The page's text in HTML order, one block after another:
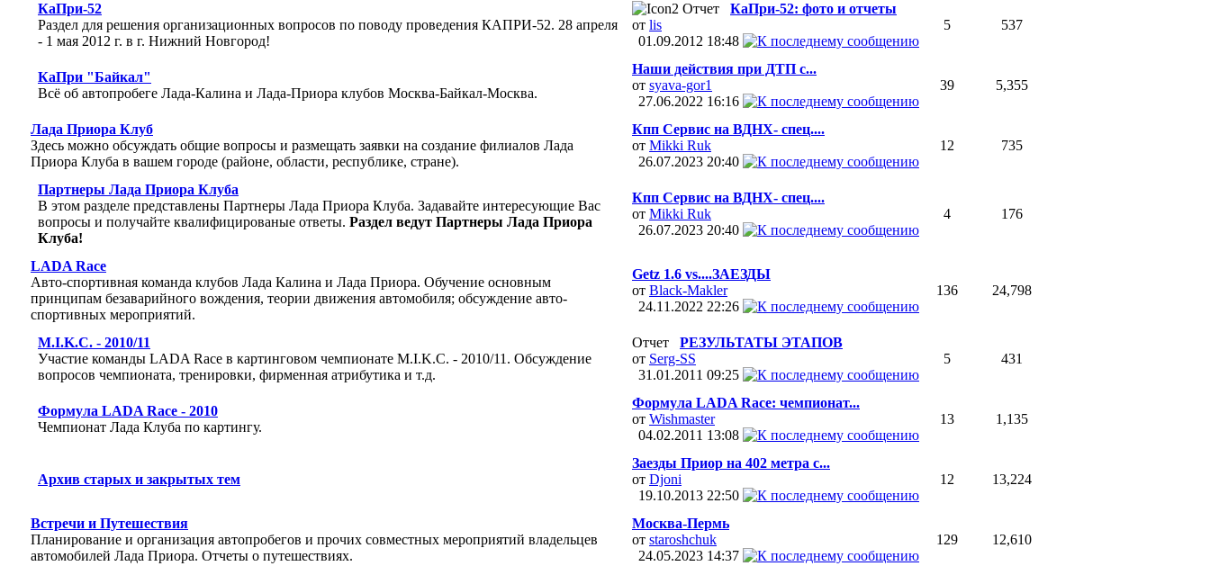
КаПри-52
Раздел для решения организационных вопросов по поводу проведения КАПРИ-52. 28 апреля
- 1 мая 2012 г. в г. Нижний Новгород!
Отчет
КаПри-52: фото и отчеты
от lis
01.09.2012 18:48
5 537
КаПри "Байкал"
Всё об автопробеге Лада-Калина и Лада-Приора клубов Москва-Байкал-Москва.
Наши действия при ДТП с...
от syava-gor1
27.06.2022 16:16
39 5,355
Лада Приора Клуб
Здесь можно обсуждать общие вопросы и размещать заявки на создание филиалов Лада
Приора Клуба в вашем городе (районе, области, республике, стране).
Кпп Сервис на ВДНХ- спец....
от Mikki Ruk
26.07.2023 20:40
12 735
Партнеры Лада Приора Клуба
В этом разделе представлены Партнеры Лада Приора Клуба. Задавайте интересующие Вас
вопросы и получайте квалифицированые ответы. Раздел ведут Партнеры Лада Приора
Клуба!
Кпп Сервис на ВДНХ- спец....
от Mikki Ruk
26.07.2023 20:40
4 176
LADA Race
Авто-спортивная команда клубов Лада Калина и Лада Приора. Обучение основным
принципам безаварийного вождения, теории движения автомобиля; обсуждение авто-
спортивных мероприятий.
Getz 1.6 vs....ЗАЕЗДЫ
от Black-Makler
24.11.2022 22:26
136 24,798
M.I.K.C. - 2010/11
Участие команды LADA Race в картинговом чемпионате M.I.K.C. - 2010/11. Обсуждение
вопросов чемпионата, тренировки, фирменная атрибутика и т.д.
Отчет
РЕЗУЛЬТАТЫ ЭТАПОВ
от Serg-SS
31.01.2011 09:25
5 431
Формула LADA Race - 2010
Чемпионат Лада Клуба по картингу.
Формула LADA Race: чемпионат...
от Wishmaster
04.02.2011 13:08
13 1,135
Архив старых и закрытых тем
Заезды Приор на 402 метра с...
от Djoni
19.10.2013 22:50
12 13,224
Встречи и Путешествия
Планирование и организация автопробегов и прочих совместных мероприятий владельцев
автомобилей Лада Приора. Отчеты о путешествиях.
Москва-Пермь
от staroshchuk
24.05.2023 14:37
129 12,610